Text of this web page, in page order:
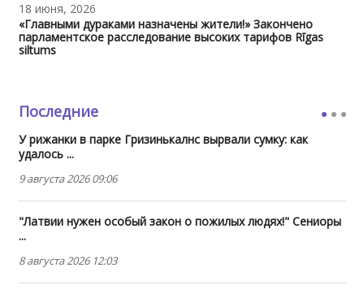
18 июня, 2026
«Главными дураками назначены жители!» Закончено
парламентское расследование высоких тарифов Rīgas
siltums
Последние
У рижанки в парке Гризинькалнс вырвали сумку: как
удалось ...
9 августа 2026 09:06
"Латвии нужен особый закон о пожилых людях!" Сениоры
...
8 августа 2026 12:03